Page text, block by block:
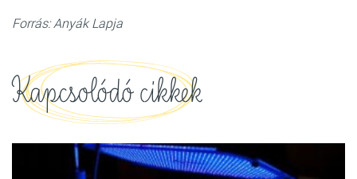
Forrás: Anyák Lapja
Kapcsolódó cikkek